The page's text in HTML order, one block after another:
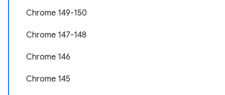
Chrome 149-150
Chrome 147-148
Chrome 146
Chrome 145